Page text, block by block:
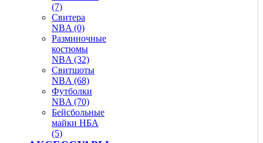
(7)
Свитера
NBA (0)
Разминочные
костюмы
NBA (32)
Свитшоты
NBA (68)
Футболки
NBA (70)
Бейсбольные
майки НБА
(5)